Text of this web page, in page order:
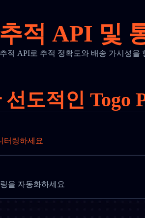
적 API 및
추적 API로 추적 정확도와 배송 가시성을
도적인 Togo
터링하세요
을 자동화하세요